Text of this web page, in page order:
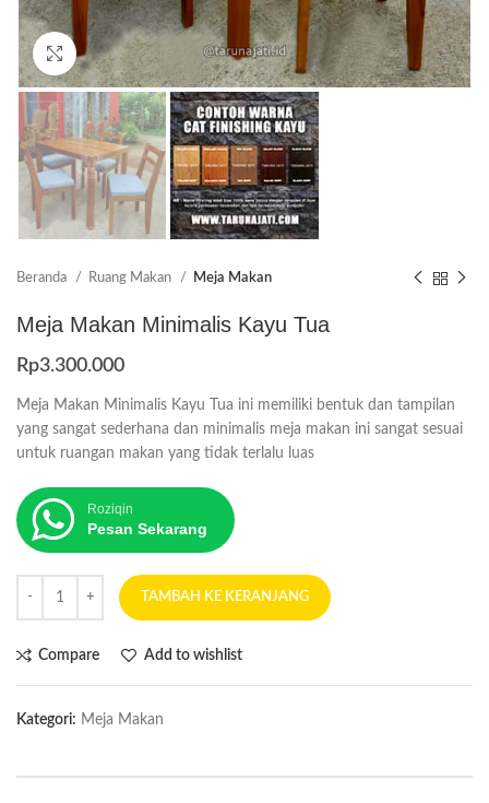
Click to enlarge
Beranda Ruang Makan Meja Makan
Meja Makan Minimalis Kayu Tua
Rp3.300.000
Meja Makan Minimalis Kayu Tua ini memiliki bentuk dan tampilan
yang sangat sederhana dan minimalis meja makan ini sangat sesuai
untuk ruangan makan yang tidak terlalu luas
Roziqin
Pesan Sekarang
TAMBAH KE KERANJANG
Compare Add to wishlist
Kategori: Meja Makan